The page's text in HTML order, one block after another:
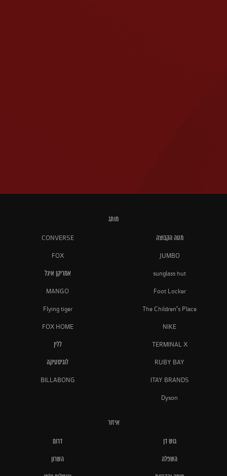
מותג
מטה הקבוצה CONVERSE
JUMBO
FOX
sunglass hut אמריקן איגל
Foot Locker
MANGO
The Children's Place
Flying tiger
NIKE
FOX HOME
TERMINAL X ללין
RUBY BAY לוגיסטיקה
ITAY BRANDS
BILLABONG
Dyson
איזור
גוש דן דרום
השפלה השרון